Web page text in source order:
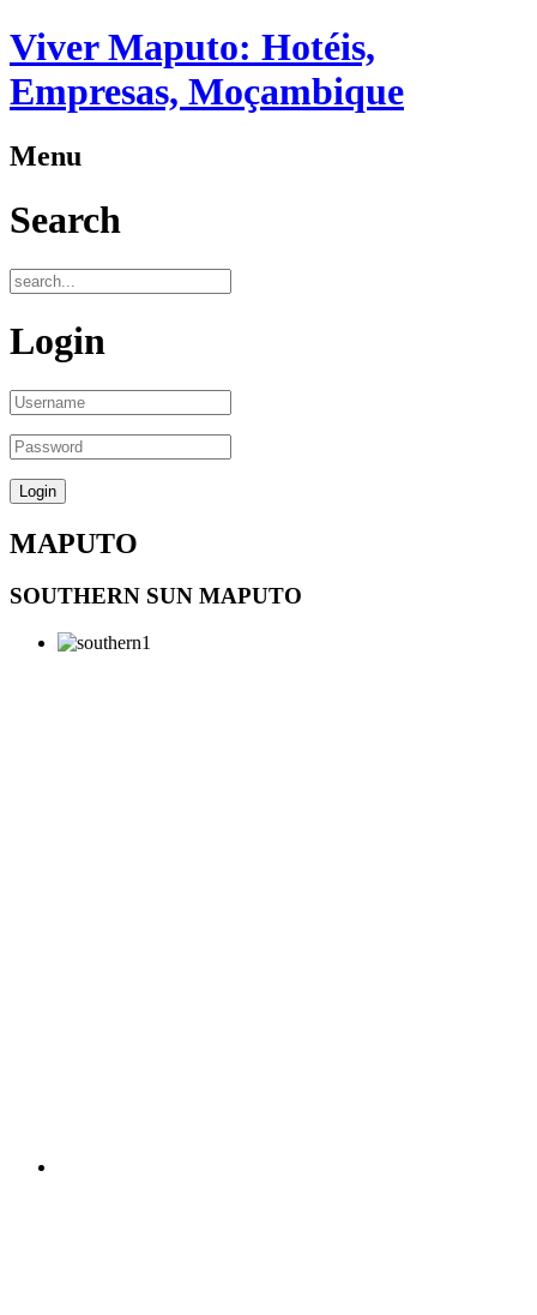
Viver Maputo: Hotéis,
Empresas, Moçambique
Menu
Search
Login
MAPUTO
SOUTHERN SUN MAPUTO